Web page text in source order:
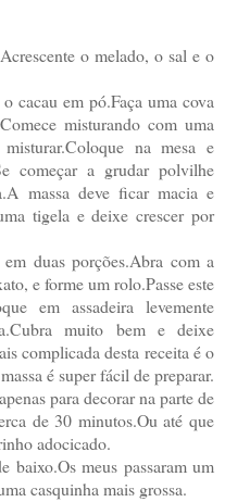
o melado, o sal e o
cacau em pó.Faça uma cova
misturando com uma
na mesa e
começar a grudar polvilhe
massa deve ficar macia e
tigela e deixe crescer por
duas porções.Abra com a
e forme um rolo.Passe este
em assadeira levemente
muito bem e deixe
complicada desta receita é o
é super fácil de preparar.
para decorar na parte de
de 30 minutos.Ou até que
adocicado.
baixo.Os meus passaram um
casquinha mais grossa.